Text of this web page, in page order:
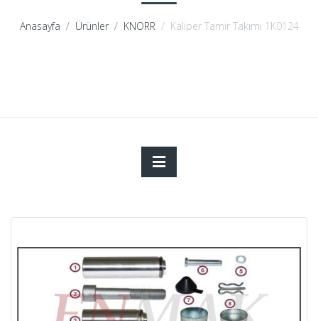
Anasayfa Ürünler KNORR Kaliper Tamir Takımı 1K0124